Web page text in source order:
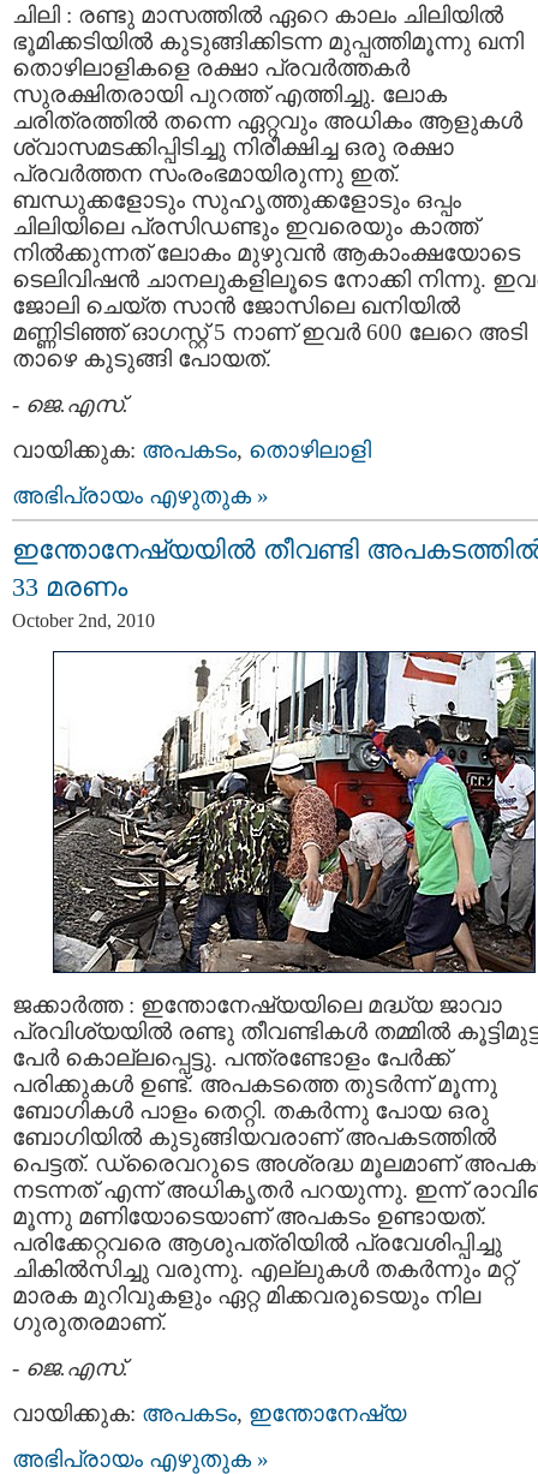
ചിലി : രണ്ടു മാസത്തില്‍ ഏറെ കാലം ചിലിയില്‍
ഭൂമിക്കടിയില്‍ കുടുങ്ങിക്കിടന്ന മുപ്പത്തിമൂന്നു ഖനി
തൊഴിലാളികളെ രക്ഷാ പ്രവര്‍ത്തകര്‍
സുരക്ഷിതരായി പുറത്ത്‌ എത്തിച്ചു. ലോക
ചരിത്രത്തില്‍ തന്നെ ഏറ്റവും അധികം ആളുകള്‍
ശ്വാസമടക്കിപ്പിടിച്ചു നിരീക്ഷിച്ച ഒരു രക്ഷാ
പ്രവര്‍ത്തന സംരംഭമായിരുന്നു ഇത്.
ബന്ധുക്കളോടും സുഹൃത്തുക്കളോടും ഒപ്പം
ചിലിയിലെ പ്രസിഡണ്ടും ഇവരെയും കാത്ത്
നില്‍ക്കുന്നത്‌ ലോകം മുഴുവന്‍ ആകാംക്ഷയോടെ
ടെലിവിഷന്‍ ചാനലുകളിലൂടെ നോക്കി നിന്നു.
ജോലി ചെയ്ത സാന്‍ ജോസിലെ ഖനിയില്‍
മണ്ണിടിഞ്ഞ് ഓഗസ്റ്റ്‌ 5 നാണ് ഇവര്‍ 600 ലേറെ അടി
താഴെ കുടുങ്ങി പോയത്‌.
- ജെ.എസ്.
വായിക്കുക: അപകടം, തൊഴിലാളി
അഭിപ്രായം എഴുതുക »
ഇന്തോനേഷ്യയില്‍ തീവണ്ടി
33 മരണം
October 2nd, 2010
ജക്കാര്‍ത്ത : ഇന്തോനേഷ്യയിലെ മദ്ധ്യ ജാവാ
പ്രവിശ്യയില്‍ രണ്ടു തീവണ്ടികള്‍ തമ്മില്‍
പേര്‍ കൊല്ലപ്പെട്ടു. പന്ത്രണ്ടോളം പേര്‍ക്ക്
പരിക്കുകള്‍ ഉണ്ട്. അപകടത്തെ തുടര്‍ന്ന് മൂന്നു
ബോഗികള്‍ പാളം തെറ്റി. തകര്‍ന്നു പോയ ഒരു
ബോഗിയില്‍ കുടുങ്ങിയവരാണ് അപകടത്തില്‍
പെട്ടത്. ഡ്രൈവറുടെ അശ്രദ്ധ മൂലമാണ്
നടന്നത് എന്ന് അധികൃതര്‍ പറയുന്നു. ഇന്ന്
മൂന്നു മണിയോടെയാണ് അപകടം ഉണ്ടായത്.
പരിക്കേറ്റവരെ ആശുപത്രിയില്‍ പ്രവേശിപ്പിച്ചു
ചികില്‍സിച്ചു വരുന്നു. എല്ലുകള്‍ തകര്‍ന്നും മറ്റ്
മാരക മുറിവുകളും ഏറ്റ മിക്കവരുടെയും നില
ഗുരുതരമാണ്.
- ജെ.എസ്.
വായിക്കുക: അപകടം, ഇന്തോനേഷ്യ
അഭിപ്രായം എഴുതുക »